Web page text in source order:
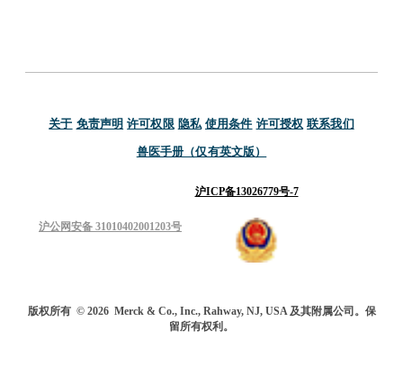
关于 免责声明 许可权限 隐私 使用条件 许可授权 联系我们
兽医手册（仅有英文版）
沪ICP备13026779号-7
沪公网安备 31010402001203号
版权所有 © 2026 Merck & Co., Inc., Rahway, NJ, USA 及其附属公司。保
留所有权利。